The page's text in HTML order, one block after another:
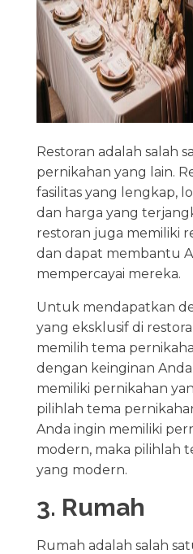
Restoran adalah salah
pernikahan yang lain.
fasilitas yang lengkap,
dan harga yang
restoran juga memiliki
dan dapat membantu
mempercayai mereka.
Untuk mendapatkan
yang eksklusif di
memilih tema
dengan keinginan
memiliki pernikahan
pilihlah tema
Anda ingin memiliki
modern, maka pilihlah
yang modern.
3. Rumah
Rumah adalah salah